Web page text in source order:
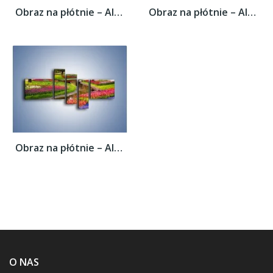
Obraz na płótnie – Aleje kolorowych... Obraz na płótnie – Aleje kolorowych...
Obraz na płótnie – Aleje kolorowych...
O NAS